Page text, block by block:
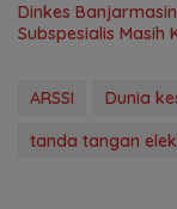
Dinkes
Subspesialis Masih
ARSSI Dunia
tanda tangan